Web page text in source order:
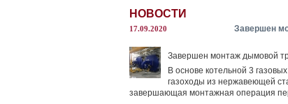
НОВОСТИ
17.09.2020 Завершен
Завершен монтаж дымовой
В основе котельной 3
газоходы из нержавеющей
завершающая монтажная операция